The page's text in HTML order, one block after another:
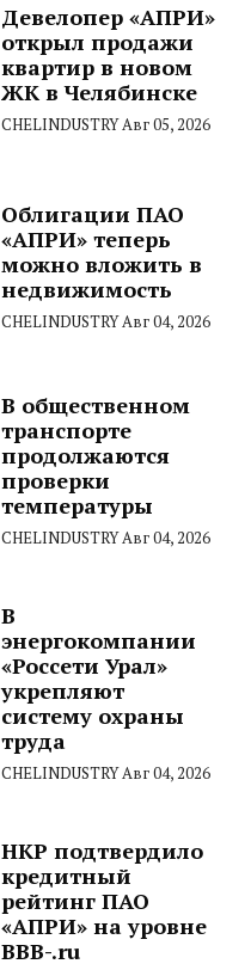
Девелопер «АПРИ»
открыл продажи
квартир в новом
ЖК в Челябинске
CHELINDUSTRYАвг 05, 2026
Облигации ПАО
«АПРИ» теперь
можно вложить в
недвижимость
CHELINDUSTRYАвг 04, 2026
В общественном
транспорте
продолжаются
проверки
температуры
CHELINDUSTRYАвг 04, 2026
В
энергокомпании
«Россети Урал»
укрепляют
систему охраны
труда
CHELINDUSTRYАвг 04, 2026
НКР подтвердило
кредитный
рейтинг ПАО
«АПРИ» на уровне
BBB-.ru